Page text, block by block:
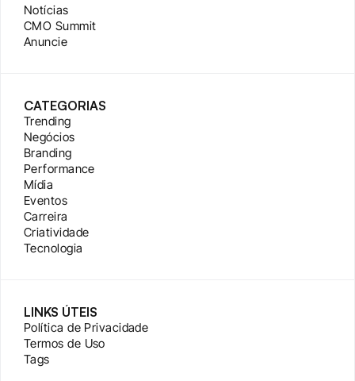
Notícias
CMO Summit
Anuncie
CATEGORIAS
Trending
Negócios
Branding
Performance
Mídia
Eventos
Carreira
Criatividade
Tecnologia
LINKS ÚTEIS
Política de Privacidade
Termos de Uso
Tags